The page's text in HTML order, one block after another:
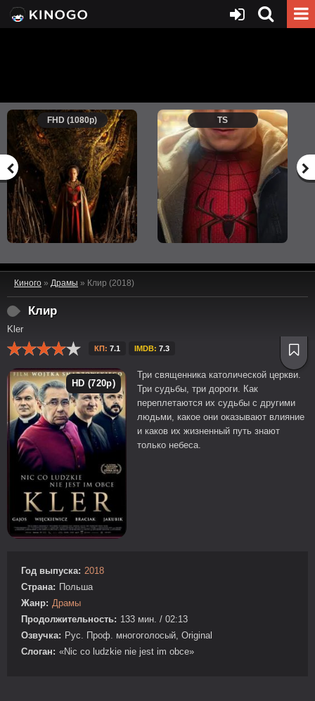
FHD (1080p) TS
Киного » Драмы » Клир (2018)
Клир
Kler
КП: 7.1 IMDB: 7.3
HD (720p)
Три священника католической церкви.
Три судьбы, три дороги. Как
переплетаются их судьбы с другими
людьми, какое они оказывают влияние
и каков их жизненный путь знают
только небеса.
Год выпуска: 2018
Страна: Польша
Жанр: Драмы
Продолжительность: 133 мин. / 02:13
Озвучка: Рус. Проф. многоголосый, Original
Слоган: «Nic co ludzkie nie jest im obce»